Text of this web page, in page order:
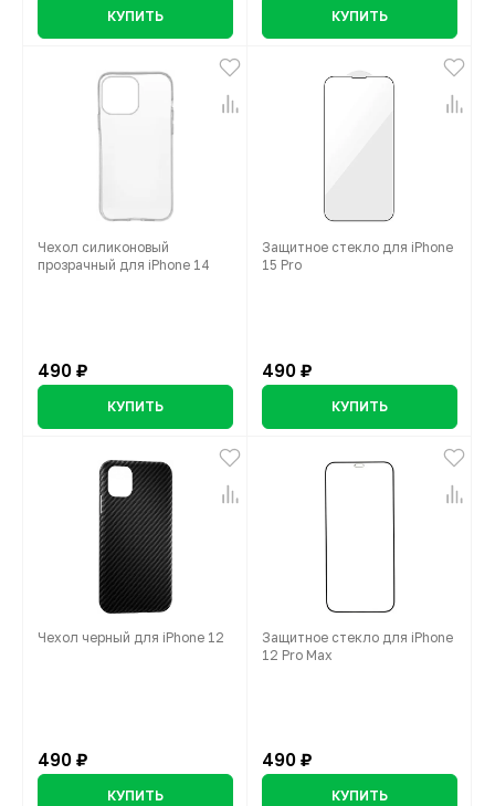
КУПИТЬ КУПИТЬ
Чехол силиконовый
прозрачный для iPhone 14
490 ₽
КУПИТЬ
Защитное стекло для iPhone
15 Pro
490 ₽
КУПИТЬ
Чехол черный для iPhone 12
490 ₽
КУПИТЬ
Защитное стекло для iPhone
12 Pro Max
490 ₽
КУПИТЬ